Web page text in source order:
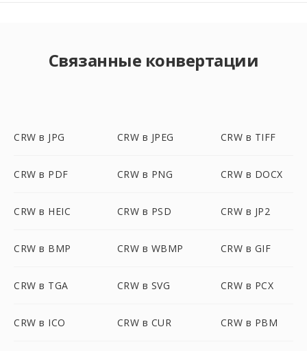
Связанные конвертации
CRW в JPG CRW в JPEG CRW в TIFF
CRW в PDF CRW в PNG CRW в DOCX
CRW в HEIC CRW в PSD CRW в JP2
CRW в BMP CRW в WBMP CRW в GIF
CRW в TGA CRW в SVG CRW в PCX
CRW в ICO CRW в CUR CRW в PBM